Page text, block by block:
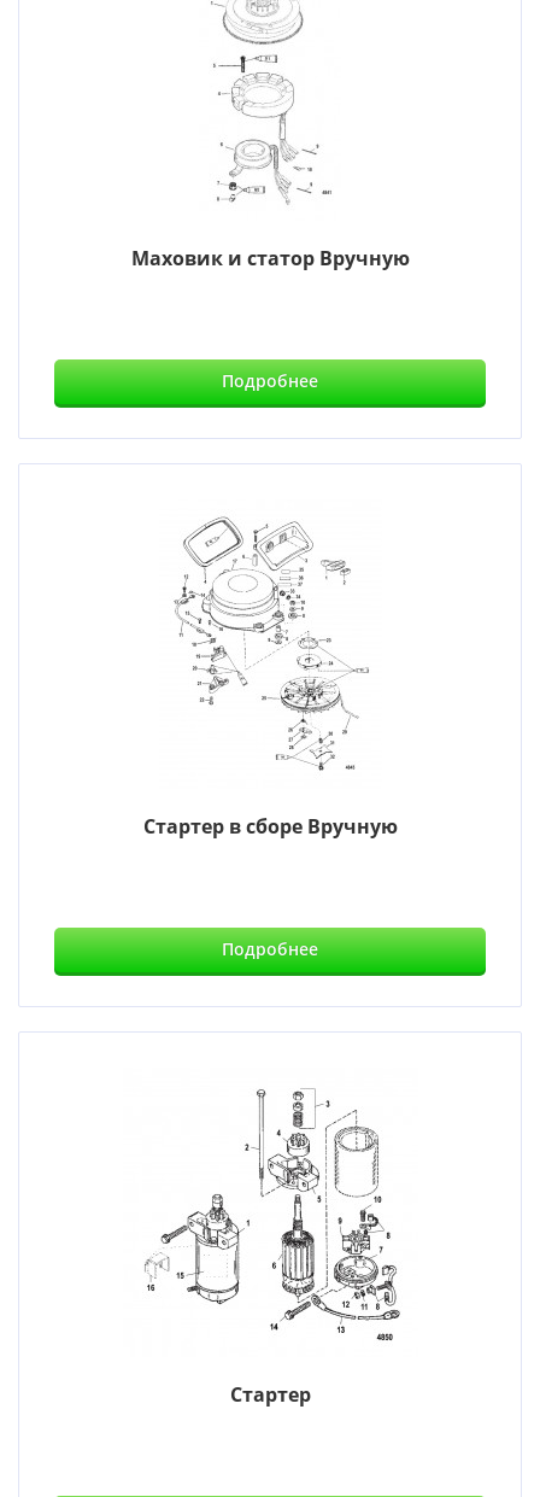
Маховик и статор Вручную
Подробнее
Стартер в сборе Вручную
Подробнее
Стартер